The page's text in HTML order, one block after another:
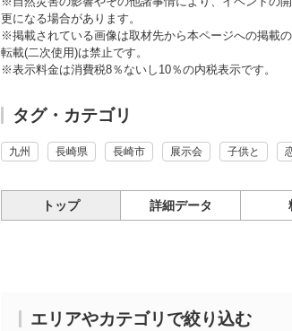
更になる場合があります。
※掲載されている画像は取材先から本ページへの掲載
転載(二次使用)は禁止です。
※表示料金は消費税8％ないし10％の内税表示です。
タグ・カテゴリ
九州 長崎県 長崎市 展示会 子供と
トップ 詳細データ
エリアやカテゴリで絞り込む